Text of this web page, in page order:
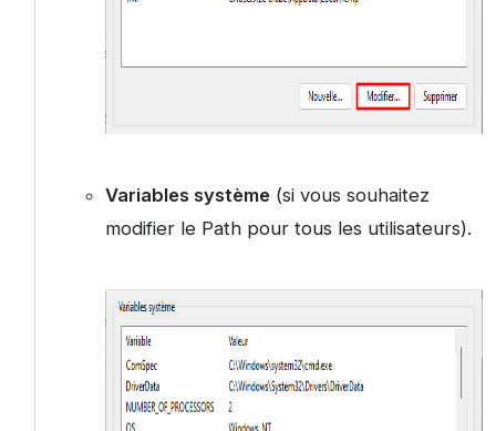
Variables système(si vous souhaitez
modifier le Path pour tous les utilisateurs).